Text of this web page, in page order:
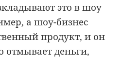
это в шоу
а шоу-бизнес
продукт, и он
отмывает деньги,